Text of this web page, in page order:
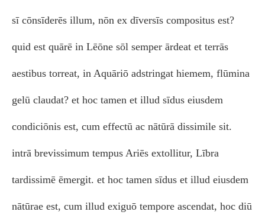
sī cōnsīderēs illum, nōn ex dīversīs compositus est?
quid est quārē in Lēōne sōl semper ārdeat et terrās
aestibus torreat, in Aquāriō adstringat hiemem, flūmina
gelū claudat? et hoc tamen et illud sīdus eiusdem
condiciōnis est, cum effectū ac nātūrā dissimile sit.
intrā brevissimum tempus Ariēs extollitur, Lībra
tardissimē ēmergit. et hoc tamen sīdus et illud eiusdem
nātūrae est, cum illud exiguō tempore ascendat, hoc diū